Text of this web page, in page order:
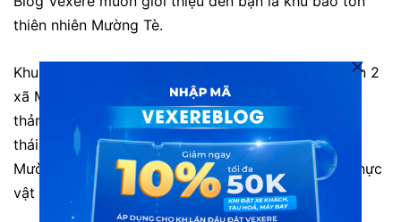
thiên nhiên Mường Tè.
Khu bảo tồn thiên nhiên Mường Tè nằm trên địa bàn 2
xã Mù Cả và Tà Tổng. Đây là nơi có hệ thực vật và
thảm thực vật vô cùng đa dạng, đặc biệt là hệ sinh
thái rừng. Du lịch đến với Khu bảo tồn thiên nhiên
Mường Tè Lai Châu bạn sẽ được thấy nhiều động thực
vật quý hiếm có trong danh sách đỏ!